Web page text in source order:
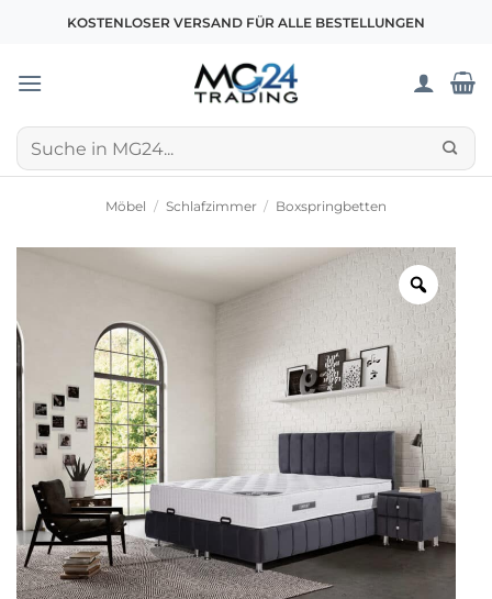
KOSTENLOSER VERSAND FÜR ALLE BESTELLUNGEN
Suchen
nach:
Möbel / Schlafzimmer / Boxspringbetten